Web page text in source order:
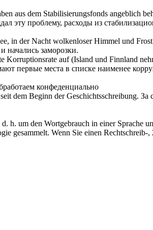
aus dem Stabilisierungsfonds angeblich
эту проблему, расходы из
in der Nacht wolkenloser Himmel und
начались заморозки.
Korruptionsrate auf (Island und Finnland
первые места в списке наименее
конфеденциально
dem Beginn der Geschichtsschreibung. За
h. um den Wortgebrauch in einer Sprache
gesammelt. Wenn Sie einen Rechtschreib-,